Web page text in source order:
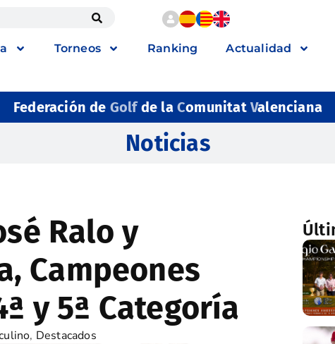
Torneos Ranking Actualidad
Federación de Golfde la ComunitatValenciana
Noticias
Ralo y
Campeones
y 5ª Categoría
, Destacados